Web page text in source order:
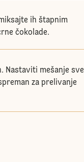
ih štapnim
čokolade.
Nastaviti mešanje sve
za prelivanje